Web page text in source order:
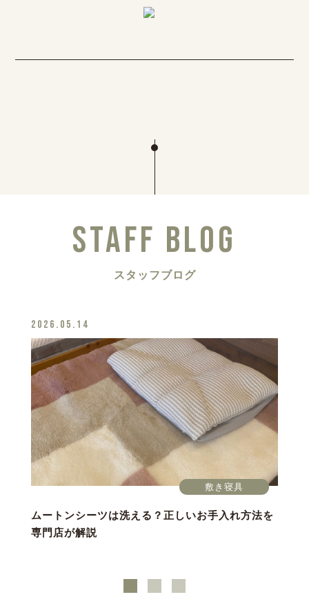
STAFF BLOG
スタッフブログ
2026.05.14
敷き寝具
ムートンシーツは洗える？正しいお手入れ方法を
専門店が解説